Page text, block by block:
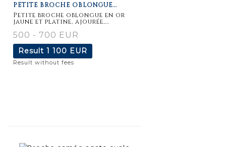
PETITE BROCHE OBLONGUE...
Petite broche oblongue en or
jaune et platine, ajourée,...
500 - 700 EUR
Result 1 100 EUR
Result without fees